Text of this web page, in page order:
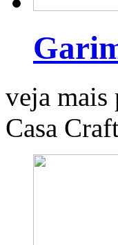
veja mais
Casa